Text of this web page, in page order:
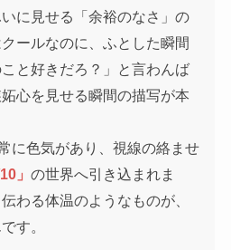
いに見せる「余裕のなさ」の
ールなのに、ふとした瞬間
と好きだろ？」と言わんば
心を見せる瞬間の描写が本
に色気があり、視線の絡ませ
」の世界へ引き込まれま
わる体温のようなものが、
す。